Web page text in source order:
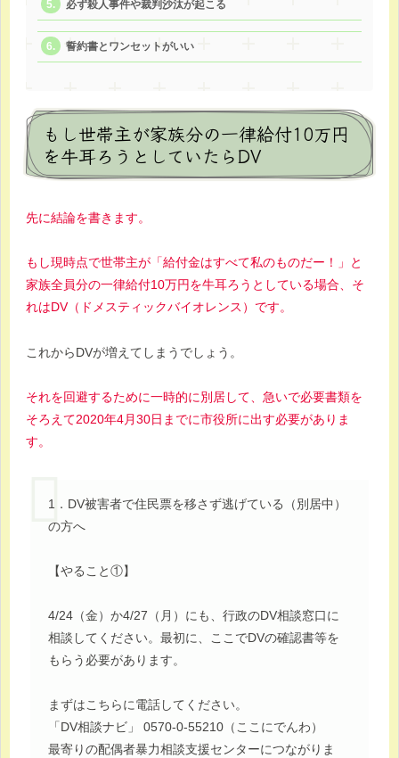
必ず殺人事件や裁判沙汰が起こる
誓約書とワンセットがいい
もし世帯主が家族分の一律給付10万円
を牛耳ろうとしていたらDV
先に結論を書きます。
もし現時点で世帯主が「給付金はすべて私のものだー！」と
家族全員分の一律給付10万円を牛耳ろうとしている場合、そ
れはDV（ドメスティックバイオレンス）です。
これからDVが増えてしまうでしょう。
それを回避するために一時的に別居して、急いで必要書類を
そろえて2020年4月30日までに市役所に出す必要がありま
す。
1．DV被害者で住民票を移さず逃げている（別居中）
の方へ
【やること①】
4/24（金）か4/27（月）にも、行政のDV相談窓口に
相談してください。最初に、ここでDVの確認書等を
もらう必要があります。
まずはこちらに電話してください。
「DV相談ナビ」 0570-0-55210（ここにでんわ）
最寄りの配偶者暴力相談支援センターにつながりま